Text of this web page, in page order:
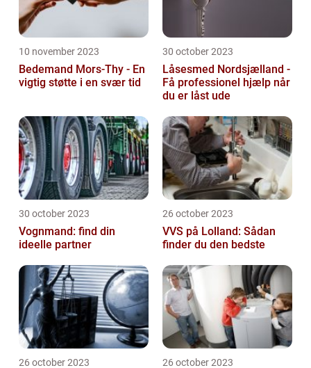
10 november 2023
Bedemand Mors-Thy - En
vigtig støtte i en svær tid
30 october 2023
Låsesmed Nordsjælland -
Få professionel hjælp når
du er låst ude
30 october 2023
Vognmand: find din
ideelle partner
26 october 2023
VVS på Lolland: Sådan
finder du den bedste
26 october 2023 26 october 2023